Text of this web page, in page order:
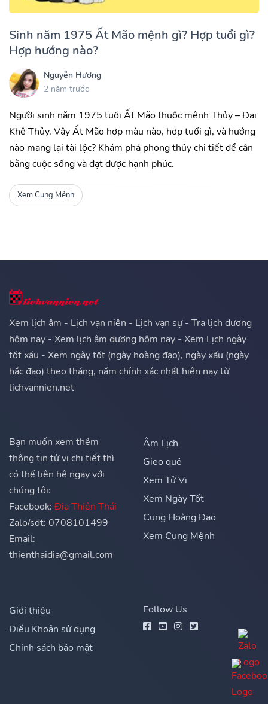
Sinh năm 1975 Ất Mão mệnh gì? Hợp tuổi gì?
Hợp hướng nào?
Nguyễn Hương
2 năm trước
Người sinh năm 1975 tuổi Ất Mão thuộc mệnh Thủy – Đại
Khê Thủy. Vậy Ất Mão hợp màu nào, hợp tuổi gì, và hướng
nào mang lại tài lộc? Khám phá phong thủy chi tiết để cân
bằng cuộc sống và đạt được hạnh phúc.
Xem Cung Mệnh
Xem lịch âm - Lịch vạn niên - Lịch vạn sự - Tra lịch dương
hôm nay - Xem lịch âm dương hôm nay - Xem Lịch ngày
tốt xấu - Xem ngày tốt (ngày hoàng đạo), ngày xấu (ngày
hắc đạo) theo tháng, năm chính xác nhất hiện nay từ
lichvannien.net
Bạn muốn xem thêm
thông tin tử vi chi tiết thì
có thể liên hệ ngay với
chúng tôi:
Facebook: Địa Thiên Thái
Zalo/sdt: 0708101499
Email:
thienthaidia@gmail.com
Âm Lịch
Gieo quẻ
Xem Tử Vi
Xem Ngày Tốt
Cung Hoàng Đạo
Xem Cung Mệnh
Giới thiệu
Điều Khoản sử dụng
Chính sách bảo mật
Follow Us